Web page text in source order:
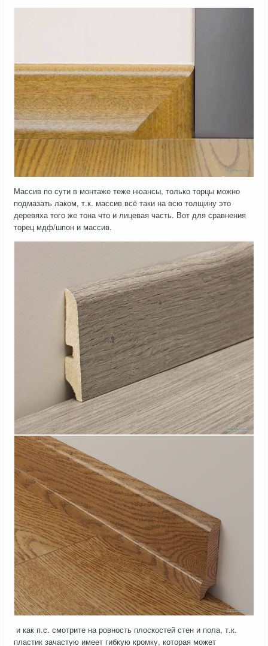
Массив по сути в монтаже теже нюансы, только торцы можно
подмазать лаком, т.к. массив всё таки на всю толщину это
деревяха того же тона что и лицевая часть. Вот для сравнения
торец мдф/шпон и массив.
и как п.с. смотрите на ровность плоскостей стен и пола, т.к.
пластик зачастую имеет гибкую кромку, которая может